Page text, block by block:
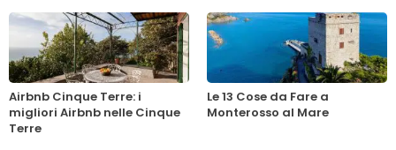
Airbnb Cinque Terre: i
migliori Airbnb nelle Cinque
Terre
Le 13 Cose da Fare a
Monterosso al Mare